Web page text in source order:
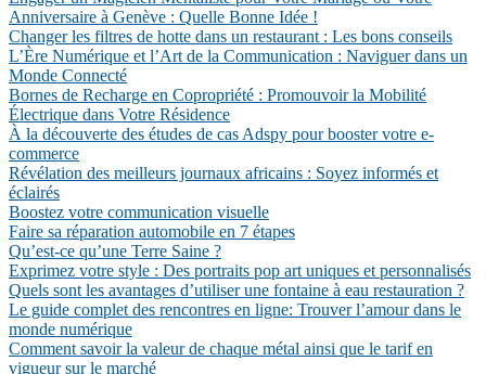
Anniversaire à Genève : Quelle Bonne Idée !
Changer les filtres de hotte dans un restaurant : Les bons conseils
L’Ère Numérique et l’Art de la Communication : Naviguer dans un
Monde Connecté
Bornes de Recharge en Copropriété : Promouvoir la Mobilité
Électrique dans Votre Résidence
À la découverte des études de cas Adspy pour booster votre e-
commerce
Révélation des meilleurs journaux africains : Soyez informés et
éclairés
Boostez votre communication visuelle
Faire sa réparation automobile en 7 étapes
Qu’est-ce qu’une Terre Saine ?
Exprimez votre style : Des portraits pop art uniques et personnalisés
Quels sont les avantages d’utiliser une fontaine à eau restauration ?
Le guide complet des rencontres en ligne: Trouver l’amour dans le
monde numérique
Comment savoir la valeur de chaque métal ainsi que le tarif en
vigueur sur le marché